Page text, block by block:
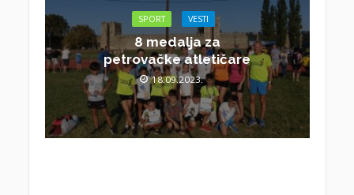
SPORT VESTI
8 medalja za
petrovačke atletičare
18.09.2023.